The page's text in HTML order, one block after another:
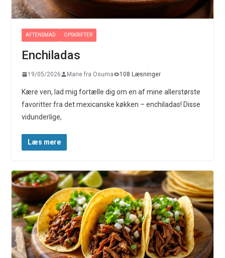
AFTENSMAD OPSKRIFTER
Enchiladas
19/05/2026 Marie fra Osuma 108 Læsninger
Kære ven, lad mig fortælle dig om en af mine allerstørste
favoritter fra det mexicanske køkken – enchiladas! Disse
vidunderlige,
Læs mere